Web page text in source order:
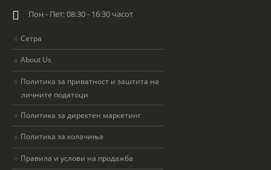
Пон - Пет: 08:30 - 16:30 часот
Сетра
About Us
Политика за приватност и заштита на
личните податоци
Политика за директен маркетинг
Политика за колачиња
Правила и услови на продажба